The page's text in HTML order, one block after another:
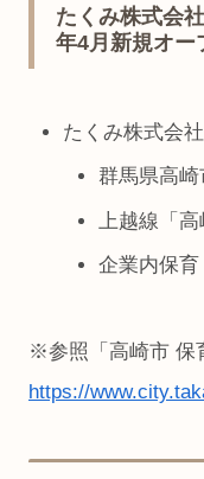
たくみ株式会
年4月新規オー
たくみ株式会
群馬県高
上越線「
企業内保育
※参照「高崎市 保
https://